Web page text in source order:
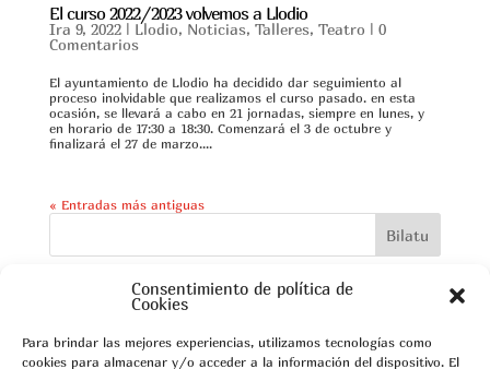
Consentimiento de política de
Cookies
Para brindar las mejores experiencias, utilizamos tecnologías como
cookies para almacenar y/o acceder a la información del dispositivo. El
El curso 2022/2023 volvemos a Llodio
Ira 9, 2022| Llodio, Noticias, Talleres, Teatro | 0
Comentarios
El ayuntamiento de Llodio ha decidido dar seguimiento al
proceso inolvidable que realizamos el curso pasado. en esta
ocasión, se llevará a cabo en 21 jornadas, siempre en lunes, y
en horario de 17:30 a 18:30. Comenzará el 3 de octubre y
finalizará el 27 de marzo....
« Entradas más antiguas
Bilatu
Azken Berriak
Sorlasean 2023-2024 en marcha